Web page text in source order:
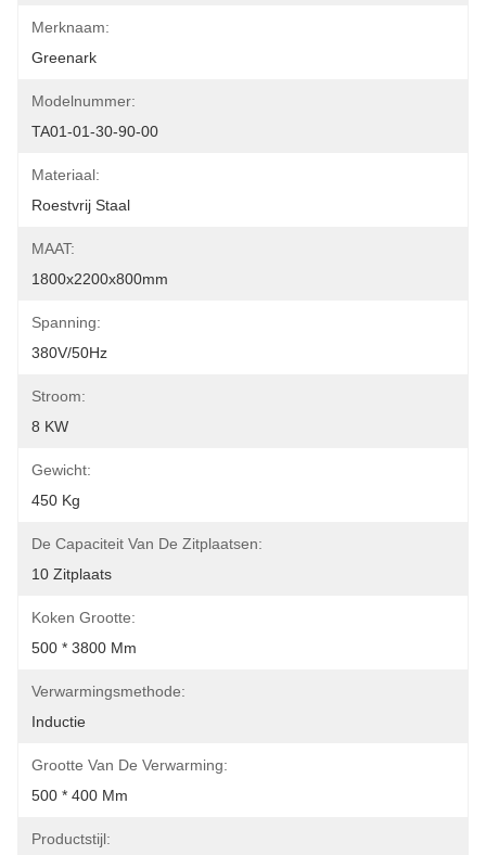
Merknaam:
Greenark
Modelnummer:
TA01-01-30-90-00
Materiaal:
Roestvrij Staal
MAAT:
1800x2200x800mm
Spanning:
380V/50Hz
Stroom:
8 KW
Gewicht:
450 Kg
De Capaciteit Van De Zitplaatsen:
10 Zitplaats
Koken Grootte:
500 * 3800 Mm
Verwarmingsmethode:
Inductie
Grootte Van De Verwarming:
500 * 400 Mm
Productstijl: